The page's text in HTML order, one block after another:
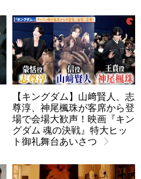
【キングダム】山﨑賢人、志
尊淳、神尾楓珠が客席から登
場で会場大歓声！映画『キン
グダム 魂の決戦』特大ヒッ
ト御礼舞台あいさつ